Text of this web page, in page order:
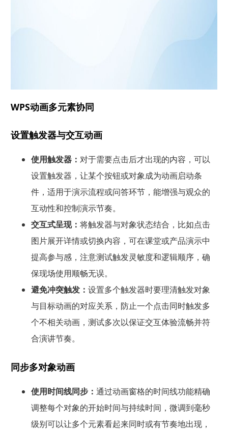
WPS动画多元素协同
设置触发器与交互动画
使用触发器： 对于需要点击后才出现的内容，可以
设置触发器，让某个按钮或对象成为动画启动条
件，适用于演示流程或问答环节，能增强与观众的
互动性和控制演示节奏。
交互式呈现： 将触发器与对象状态结合，比如点击
图片展开详情或切换内容，可在课堂或产品演示中
提高参与感，注意测试触发灵敏度和逻辑顺序，确
保现场使用顺畅无误。
避免冲突触发： 设置多个触发器时要理清触发对象
与目标动画的对应关系，防止一个点击同时触发多
个不相关动画，测试多次以保证交互体验流畅并符
合演讲节奏。
同步多对象动画
使用时间线同步： 通过动画窗格的时间线功能精确
调整每个对象的开始时间与持续时间，微调到毫秒
级别可以让多个元素看起来同时或有节奏地出现，